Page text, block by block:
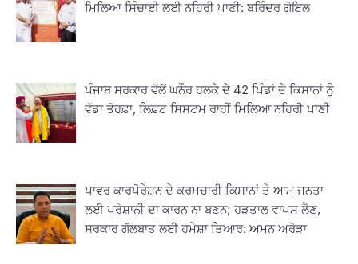
ਮਿਲਿਆ ਸਿੰਚਾਈ ਲਈ ਨਹਿਰੀ ਪਾਣੀ: ਬਰਿੰਦਰ ਗੋਇਲ
ਪੰਜਾਬ ਸਰਕਾਰ ਵੱਲੋਂ ਘਨੌਰ ਹਲਕੇ ਦੇ 42 ਪਿੰਡਾਂ ਦੇ ਕਿਸਾਨਾਂ ਨੂੰ
ਵੱਡਾ ਤੋਹਫ਼ਾ, ਲਿਫ਼ਟ ਸਿਸਟਮ ਰਾਹੀਂ ਮਿਲਿਆ ਨਹਿਰੀ ਪਾਣੀ
ਪਾਵਰ ਕਾਰਪੋਰੇਸ਼ਨ ਦੇ ਕਰਮਚਾਰੀ ਕਿਸਾਨਾਂ ਤੇ ਆਮ ਜਨਤਾ
ਲਈ ਪਰੇਸ਼ਾਨੀ ਦਾ ਕਾਰਨ ਨਾ ਬਣਨ; ਹੜਤਾਲ ਵਾਪਸ ਲੈਣ,
ਸਰਕਾਰ ਗੱਲਬਾਤ ਲਈ ਹਮੇਸ਼ਾ ਤਿਆਰ: ਅਮਨ ਅਰੋੜਾ
2
ਖੇਤੀਬਾੜੀ ਵਿਭਾਗ ਵੱਲੋਂ ‘ਮਿਸ਼ਨ ਫਾਰ ਕਾਟਨ
ਰਾਸ਼ਟਰੀ ਮਨੁੱਖੀ ਅਧਿਕਾਰ ਕਮਿਸ਼ਨ ਦੇ ਮੈਂਬਰ
ਪ੍ਰਿਯਾਂਕ ਕਾਨੂੰਨਗੋ ਵਲੋਂ ਬਰਨਾਲਾ ਵਿੱਚ ਵੱਖ-ਵੱਖ
ਸਕੀਮਾਂ ਦਾ ਜਾਇਜ਼ਾ
Editor